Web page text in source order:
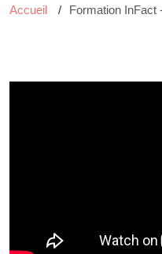
Accueil Formation InFact